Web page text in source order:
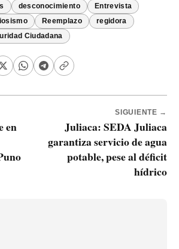
desconocimiento Entrevista
Reemplazo regidora
Ciudadana
en
SIGUIENTE →
Juliaca: SEDA Juliaca
garantiza servicio de agua
potable, pese al déficit
hídrico